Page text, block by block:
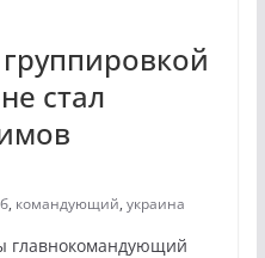
стал
, командующий, украина
главнокомандующий